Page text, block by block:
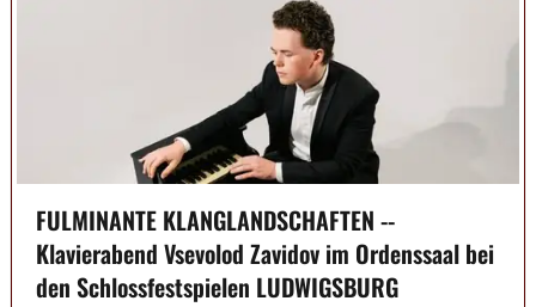
FULMINANTE KLANGLANDSCHAFTEN --
Klavierabend Vsevolod Zavidov im Ordenssaal bei
den Schlossfestspielen LUDWIGSBURG